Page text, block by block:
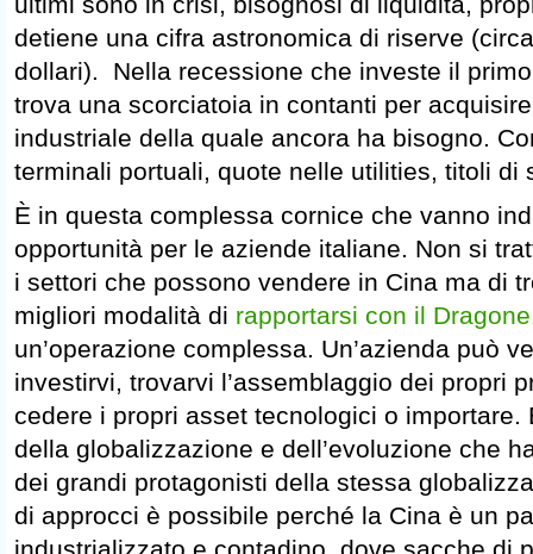
detiene una cifra astronomica di riserve
dollari). Nella recessione che investe il
trova una scorciatoia in contanti per
industriale della quale ancora ha bisogno.
terminali portuali, quote nelle utilities, titoli di
È in questa complessa cornice che vanno
opportunità per le aziende italiane. Non si
i settori che possono vendere in Cina ma di
migliori modalità di rapportarsi con il Dragone
un’operazione complessa. Un’azienda può
investirvi, trovarvi l’assemblaggio dei propri
cedere i propri asset tecnologici o importare.
della globalizzazione e dell’evoluzione che
dei grandi protagonisti della stessa
di approcci è possibile perché la Cina è un
industrializzato e contadino, dove sacche di